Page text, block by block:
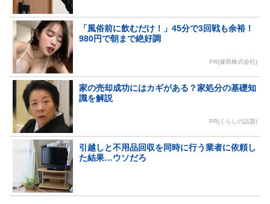
「風俗前に飲むだけ！」45分で3回戦も余裕！
980円で朝まで絶好調
PR(健商株式会社)
家の売却成功にはカギがある？家処分の基礎知
識を解説
PR(くらしの話題)
引越しと不用品回収を同時に行う業者に依頼し
た結果…ウソだろ